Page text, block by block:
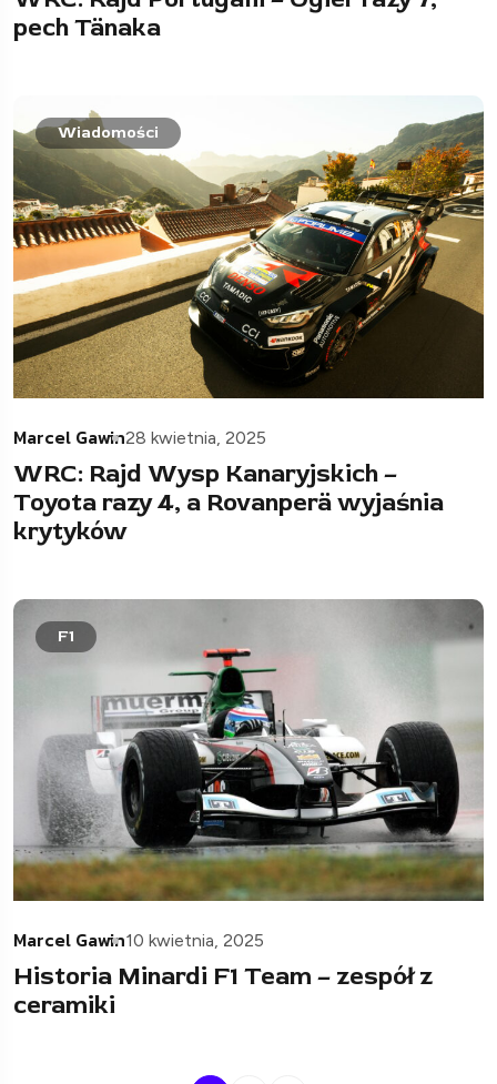
pech Tänaka
Wiadomości
Marcel Gawin28 kwietnia, 2025
WRC: Rajd Wysp Kanaryjskich –
Toyota razy 4, a Rovanperä wyjaśnia
krytyków
F1
Marcel Gawin10 kwietnia, 2025
Historia Minardi F1 Team – zespół z
ceramiki